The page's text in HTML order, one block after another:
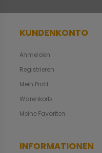
KUNDENKONTO
Anmelden
Registrieren
Mein Profil
Warenkorb
Meine Favoriten
INFORMATIONEN